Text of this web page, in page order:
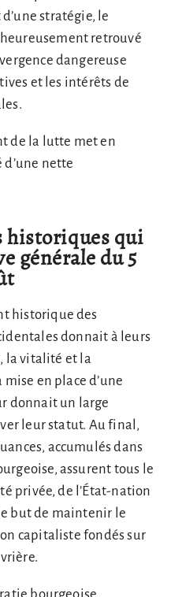
stratégie, le
retrouvé
dangereuse
et les intérêts de
de la lutte met en
d’une nette
historiques qui
générale du 5
historique des
donnait à leurs
la vitalité et la
en place d’une
donnait un large
leur statut. Au final,
accumulés dans
assurent tous le
privée, de l’État-nation
but de maintenir le
capitaliste fondés sur